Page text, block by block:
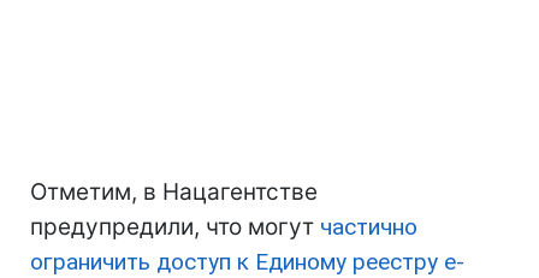
Отметим, в Нацагентстве
предупредили, что могут частично
ограничить доступ к Единому реестру е-